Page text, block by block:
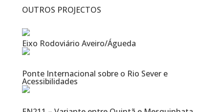
OUTROS PROJECTOS
Eixo Rodoviário Aveiro/Águeda
Ponte Internacional sobre o Rio Sever e
Acessibilidades